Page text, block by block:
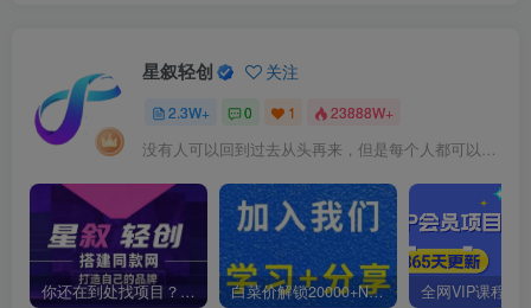
星叙轻创 关注
2.3W+ 0 1 23888W+
没有人可以回到过去从头再来，但是每个人都可以从今天开始，创造一个全新的结局
你还在到处找项目？还在当韭菜？我靠卖项目一个月收入5万+，曾经我也是个失败者。 白菜价解锁20000+N个赚钱机会，加入星叙轻创会员，全站资源免费学习。